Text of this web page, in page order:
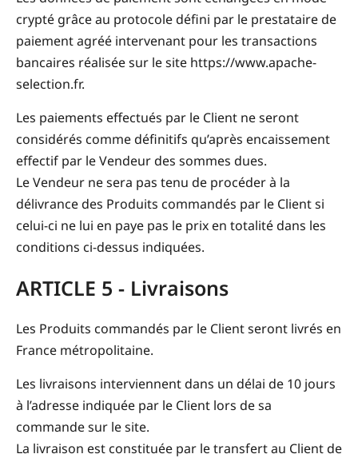
crypté grâce au protocole défini par le prestataire de
paiement agréé intervenant pour les transactions
bancaires réalisée sur le site https://www.apache-
selection.fr.
Les paiements effectués par le Client ne seront
considérés comme définitifs qu’après encaissement
effectif par le Vendeur des sommes dues.
Le Vendeur ne sera pas tenu de procéder à la
délivrance des Produits commandés par le Client si
celui-ci ne lui en paye pas le prix en totalité dans les
conditions ci-dessus indiquées.
ARTICLE 5 - Livraisons
Les Produits commandés par le Client seront livrés en
France métropolitaine.
Les livraisons interviennent dans un délai de 10 jours
à l’adresse indiquée par le Client lors de sa
commande sur le site.
La livraison est constituée par le transfert au Client de